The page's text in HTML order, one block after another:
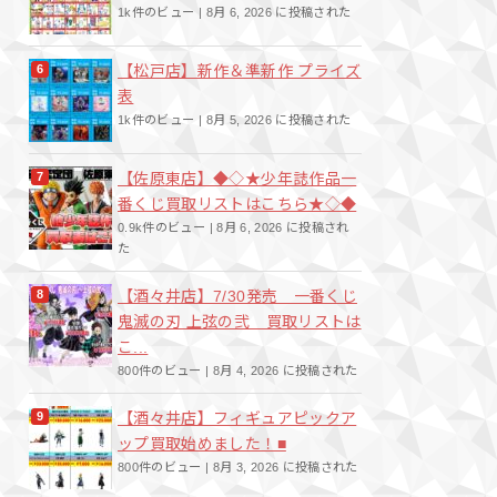
1k件のビュー | 8月 6, 2026 に投稿された
【松戸店】新作＆準新作 プライズ
表
1k件のビュー | 8月 5, 2026 に投稿された
【佐原東店】◆◇★少年誌作品一
番くじ買取リストはこちら★◇◆
0.9k件のビュー |8月 6, 2026 に投稿され
た
【酒々井店】7/30発売 一番くじ
鬼滅の刃 上弦の弐 買取リストは
こ...
800件のビュー | 8月 4, 2026 に投稿された
【酒々井店】フィギュアピックア
ップ買取始めました！■
800件のビュー | 8月 3, 2026 に投稿された